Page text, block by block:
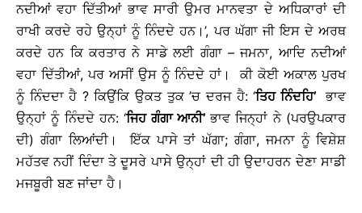
ਨਦੀਆਂ ਵਹਾ ਦਿੱਤੀਆਂ ਭਾਵ ਸਾਰੀ ਉਮਰ ਮਾਨਵਤਾ ਦੇ ਅਧਿਕਾਰਾਂ ਦੀ
ਰਾਖੀ ਕਰਦੇ ਰਹੇ ਉਨ੍ਹਾਂ ਨੂੰ ਨਿੰਦਦੇ ਹਨ।’, ਪਰ ਘੱਗਾ ਜੀ ਇਸ ਦੇ ਅਰਥ
ਕਰਦੇ ਹਨ ਕਿ ਕਰਤਾਰ ਨੇ ਸਾਡੇ ਲਈ ਗੰਗਾ – ਜਮਨਾ, ਆਦਿ ਨਦੀਆਂ
ਵਹਾ ਦਿੱਤੀਆਂ, ਪਰ ਅਸੀਂ ਉਸ ਨੂੰ ਨਿੰਦਦੇ ਹਾਂ।
ਕੀ ਕੋਈ ਅਕਾਲ ਪੁਰਖ
ਨੂੰ ਨਿੰਦਦਾ ਹੈ ? ਕਿਉਂਕਿ ਉਕਤ ਤੁਕ ’ਚ ਦਰਜ ਹੈ: ‘ਤਿਹ ਨਿੰਦਹਿ’ਭਾਵ
ਉਨ੍ਹਾਂ ਨੂੰ ਨਿੰਦਦੇ ਹਨ: ‘ਜਿਹ ਗੰਗਾ ਆਨੀ’ਭਾਵ ਜਿਨ੍ਹਾਂ ਨੇ (ਪਰਉਪਕਾਰ
ਦੀ) ਗੰਗਾ ਲਿਆਂਦੀ।ਇੱਕ ਪਾਸੇ ਤਾਂ ਘੱਗਾ; ਗੰਗਾ, ਜਮਨਾ ਨੂੰ ਵਿਸ਼ੇਸ਼
ਮਹੱਤਵ ਨਹੀਂ ਦਿੰਦਾ ਤੇ ਦੂਸਰੇ ਪਾਸੇ ਉਨ੍ਹਾਂ ਦੀ ਹੀ ਉਦਾਹਰਨ ਦੇਣਾ ਸਾਡੀ
ਮਜਬੂਰੀ ਬਣ ਜਾਂਦਾ ਹੈ।